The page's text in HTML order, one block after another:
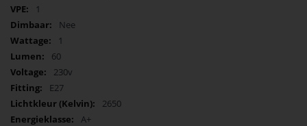
1
Nee
1
60
230v
E27
2650
A+